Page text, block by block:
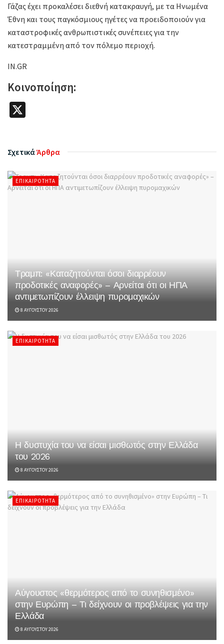
Γάζας έχει προκαλέσει διεθνή κατακραυγή, με τα Ηνωμένα
Έθνη και τους παγκόσμιους ηγέτες να προειδοποιούν για
καταστροφικές ανθρωπιστικές συνέπειες για την
κατεστραμμένη από τον πόλεμο περιοχή.
IN.GR
Κοινοποίηση:
ΣχετικάΆρθρα
ΕΠΙΚΑΙΡΌΤΗΤΑ
Τραμπ: «Καταζητούνται όσοι διαρρέουν
προδοτικές αναφορές» – Αρνείται ότι οι ΗΠΑ
αντιμετωπίζουν έλλειψη πυρομαχικών
8 ΑΥΓΟΎΣΤΟΥ 2026
ΕΠΙΚΑΙΡΌΤΗΤΑ
Η δυστυχία του να είσαι μισθωτός στην Ελλάδα
του 2026
8 ΑΥΓΟΎΣΤΟΥ 2026
ΕΠΙΚΑΙΡΌΤΗΤΑ
Αύγουστος «θερμότερος από το συνηθισμένο»
στην Ευρώπη – Τι δείχνουν οι προβλέψεις για την
Ελλάδα
8 ΑΥΓΟΎΣΤΟΥ 2026